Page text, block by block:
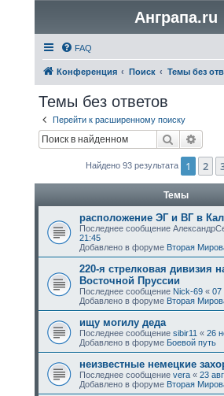
Анграпа.ru
FAQ
Конференция Поиск Темы без
Темы без ответов
Перейти к расширенному поиску
Поиск
Найдено 93 результата 1 2
Темы
расположение ЭГ и ВГ в
Последнее сообщение
21:45
Добавлено в форуме Вторая
220-я стрелковая дивизия
Восточной Пруссии
Последнее сообщение Nick-69« 07
Добавлено в форуме Вторая
ищу могилу дедa
Последнее сообщение sibir11 « 26
Добавлено в форуме Боевой путь
неизвестные немецкие
Последнее сообщение vera« 23
Добавлено в форуме Вторая